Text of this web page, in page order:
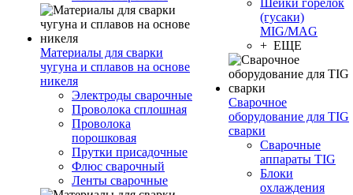
Материалы для сварки
чугуна и сплавов на основе
никеля
Электроды сварочные
Проволока сплошная
Проволока
порошковая
Прутки присадочные
Флюс сварочный
Ленты сварочные
Шейки горелок
(гусаки)
MIG/MAG
+ ЕЩЕ
Сварочное
оборудование для TIG
сварки
Сварочные
аппараты TIG
Блоки
охлаждения